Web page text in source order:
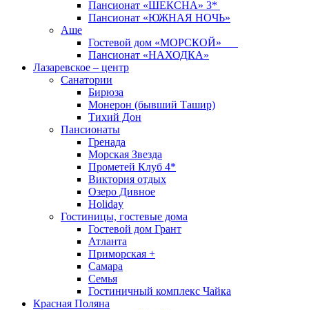
Пансионат «ШЕКСНА» 3*
Пансионат «ЮЖНАЯ НОЧЬ»
Аше
Гостевой дом «МОРСКОЙ»
Пансионат «НАХОДКА»
Лазаревское – центр
Санатории
Бирюза
Монерон (бывший Ташир)
Тихий Дон
Пансионаты
Гренада
Морская Звезда
Прометей Клуб 4*
Виктория отдых
Озеро Дивное
Holiday
Гостиницы, гостевые дома
Гостевой дом Грант
Атланта
Приморская +
Самара
Семья
Гостиничный комплекс Чайка
Красная Поляна